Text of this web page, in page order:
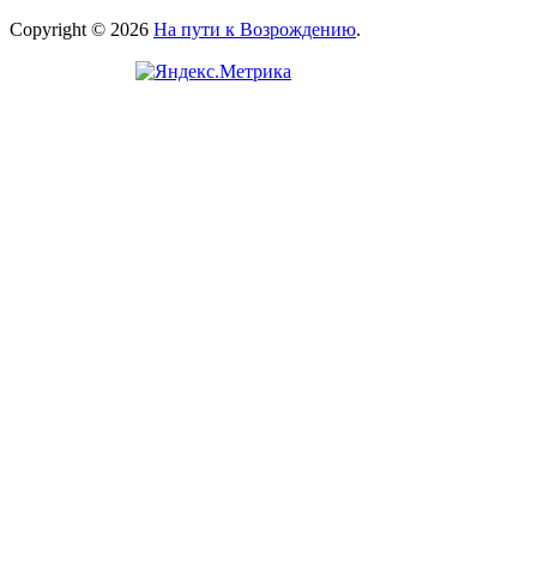
Copyright © 2026 На пути к Возрождению.